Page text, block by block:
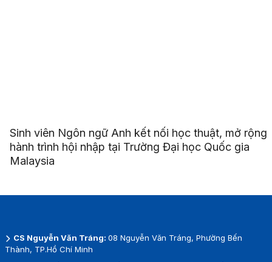
Sinh viên Ngôn ngữ Anh kết nối học thuật, mở rộng
hành trình hội nhập tại Trường Đại học Quốc gia
Malaysia
CS Nguyễn Văn Tráng: 08 Nguyễn Văn Tráng, Phường Bến
Thành, TP.Hồ Chí Minh